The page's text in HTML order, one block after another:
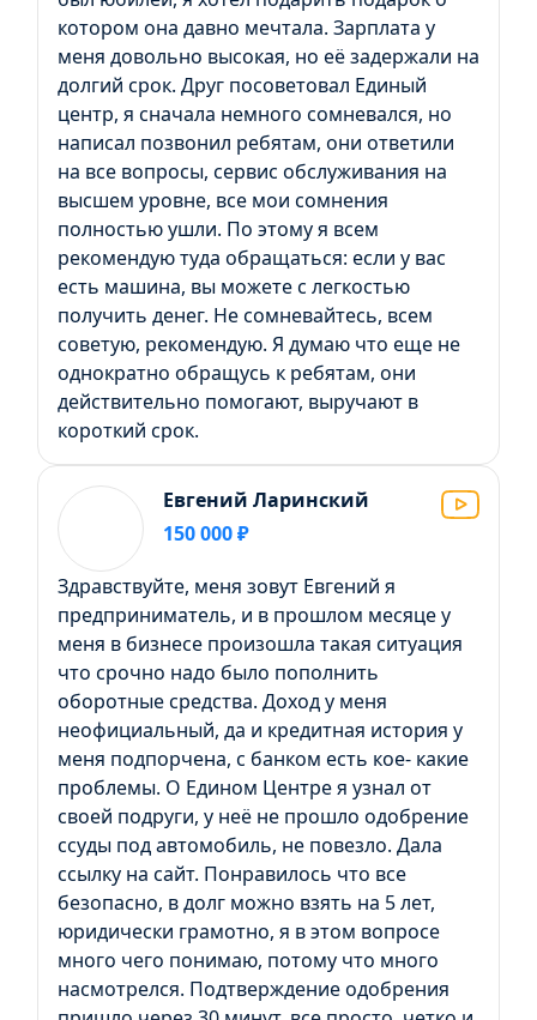
котором она давно мечтала. Зарплата у
меня довольно высокая, но её задержали на
долгий срок. Друг посоветовал Единый
центр, я сначала немного сомневался, но
написал позвонил ребятам, они ответили
на все вопросы, сервис обслуживания на
высшем уровне, все мои сомнения
полностью ушли. По этому я всем
рекомендую туда обращаться: если у вас
есть машина, вы можете с легкостью
получить денег. Не сомневайтесь, всем
советую, рекомендую. Я думаю что еще не
однократно обращусь к ребятам, они
действительно помогают, выручают в
короткий срок.
Евгений Ларинский
150 000 ₽
Здравствуйте, меня зовут Евгений я
предприниматель, и в прошлом месяце у
меня в бизнесе произошла такая ситуация
что срочно надо было пополнить
оборотные средства. Доход у меня
неофициальный, да и кредитная история у
меня подпорчена, с банком есть кое- какие
проблемы. О Едином Центре я узнал от
своей подруги, у неё не прошло одобрение
ссуды под автомобиль, не повезло. Дала
ссылку на сайт. Понравилось что все
безопасно, в долг можно взять на 5 лет,
юридически грамотно, я в этом вопросе
много чего понимаю, потому что много
насмотрелся. Подтверждение одобрения